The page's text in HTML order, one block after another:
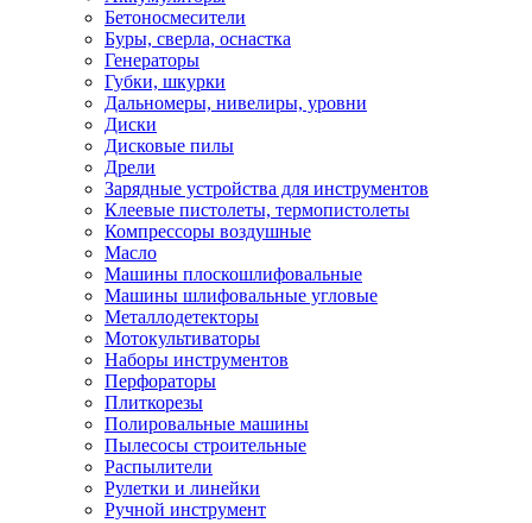
Бетоносмесители
Буры, сверла, оснастка
Генераторы
Губки, шкурки
Дальномеры, нивелиры, уровни
Диски
Дисковые пилы
Дрели
Зарядные устройства для инструментов
Клеевые пистолеты, термопистолеты
Компрессоры воздушные
Масло
Машины плоскошлифовальные
Машины шлифовальные угловые
Металлодетекторы
Мотокультиваторы
Наборы инструментов
Перфораторы
Плиткорезы
Полировальные машины
Пылесосы строительные
Распылители
Рулетки и линейки
Ручной инструмент